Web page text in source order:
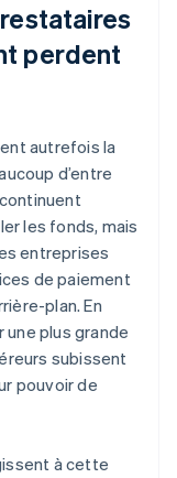
perdent
autrefois la
d’entre
les fonds, mais
entreprises
de paiement
plan. En
plus grande
subissent
pouvoir de
à cette